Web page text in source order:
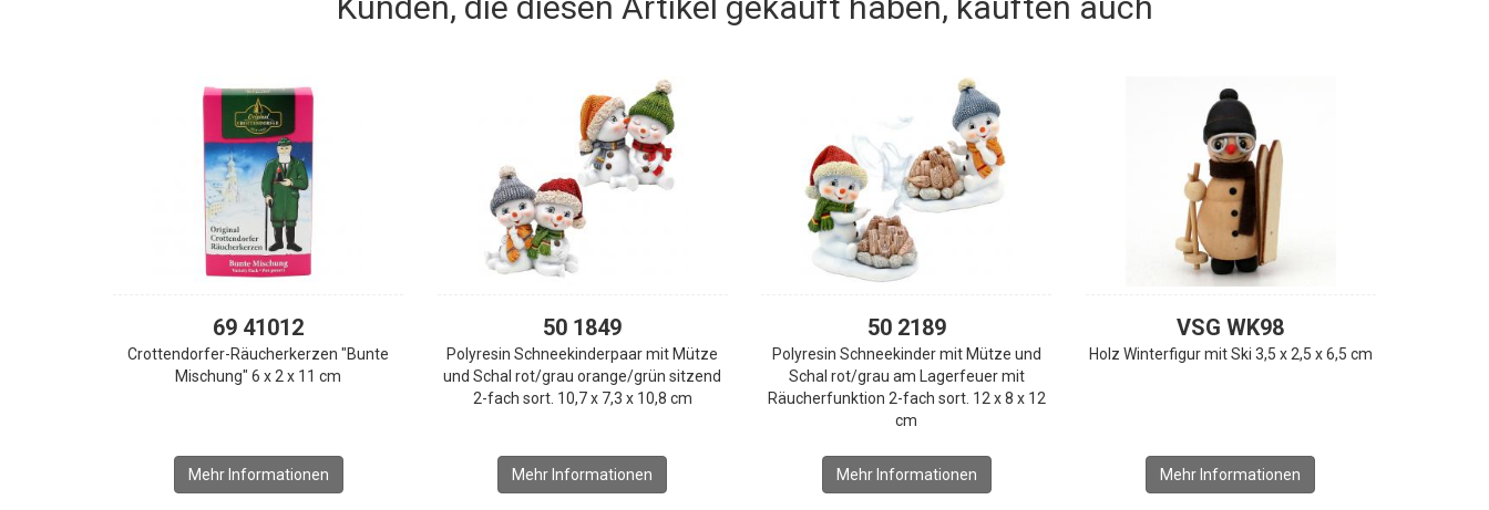
69 41012
Crottendorfer-Räucherkerzen "Bunte
Mischung" 6 x 2 x 11 cm
Mehr Informationen
50 1849
Polyresin Schneekinderpaar mit Mütze
und Schal rot/grau orange/grün sitzend
2-fach sort. 10,7 x 7,3 x 10,8 cm
Mehr Informationen
50 2189
Polyresin Schneekinder mit Mütze und
Schal rot/grau am Lagerfeuer mit
Räucherfunktion 2-fach sort. 12 x 8 x 12
cm
Mehr Informationen
VSG WK98
Holz Winterfigur mit Ski 3,5 x 2,5 x 6,5 cm
Mehr Informationen